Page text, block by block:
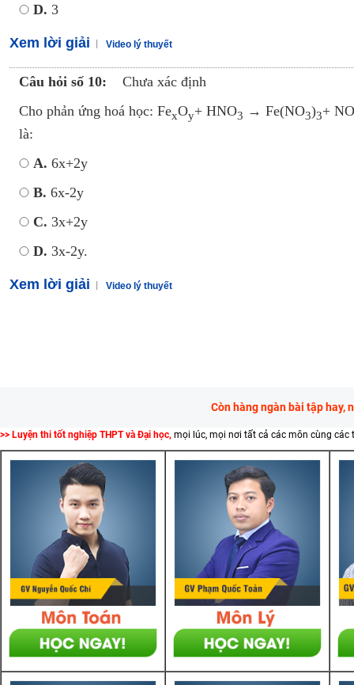
D. 3
Xem lời giải Video lý thuyết
Câu hỏi số 10:
Chưa xác định
Cho phản ứng hoá học: FexOy+ HNO3 → Fe(NO3)3+ NO
là:
A. 6x+2y
B. 6x-2y
C. 3x+2y
D. 3x-2y.
Xem lời giải Video lý thuyết
Còn hàng ngàn bài tập hay,
>> Luyện thi tốt nghiệp THPT và Đại học, mọi lúc, mọi nơi tất cả các môn cùng các